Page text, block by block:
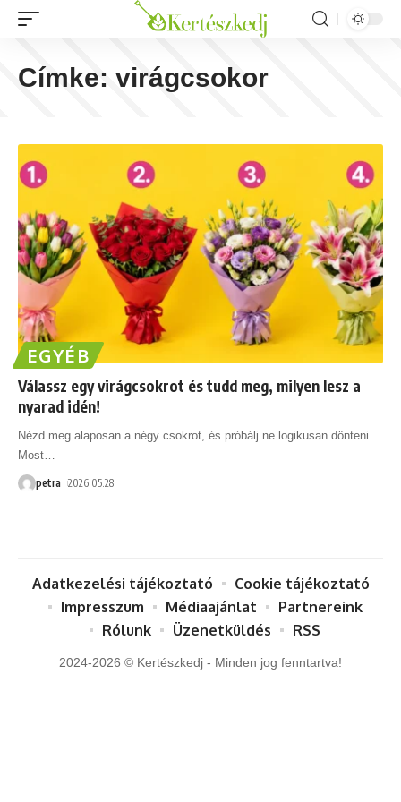
Címke: virágcsokor
EGYÉB
Válassz egy virágcsokrot és tudd meg, milyen lesz a
nyarad idén!
Nézd meg alaposan a négy csokrot, és próbálj ne logikusan dönteni.
Most
petra 2026.05.28.
2024-2026 © Kertészkedj - Minden jog fenntartva!
Adatkezelési tájékoztató
Cookie tájékoztató
Impresszum
Médiaajánlat
Partnereink
Rólunk
Üzenetküldés RSS